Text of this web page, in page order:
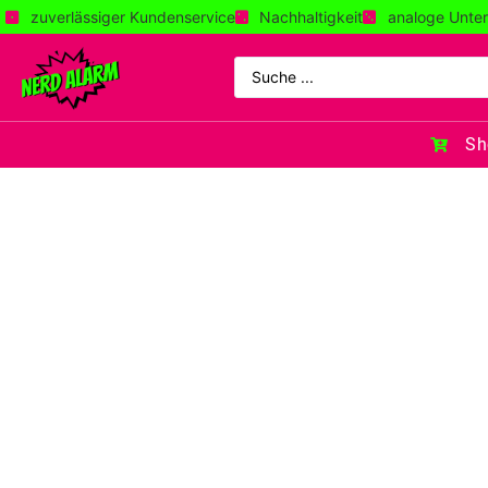
zuverlässiger Kundenservice Nachhaltigkeit analoge